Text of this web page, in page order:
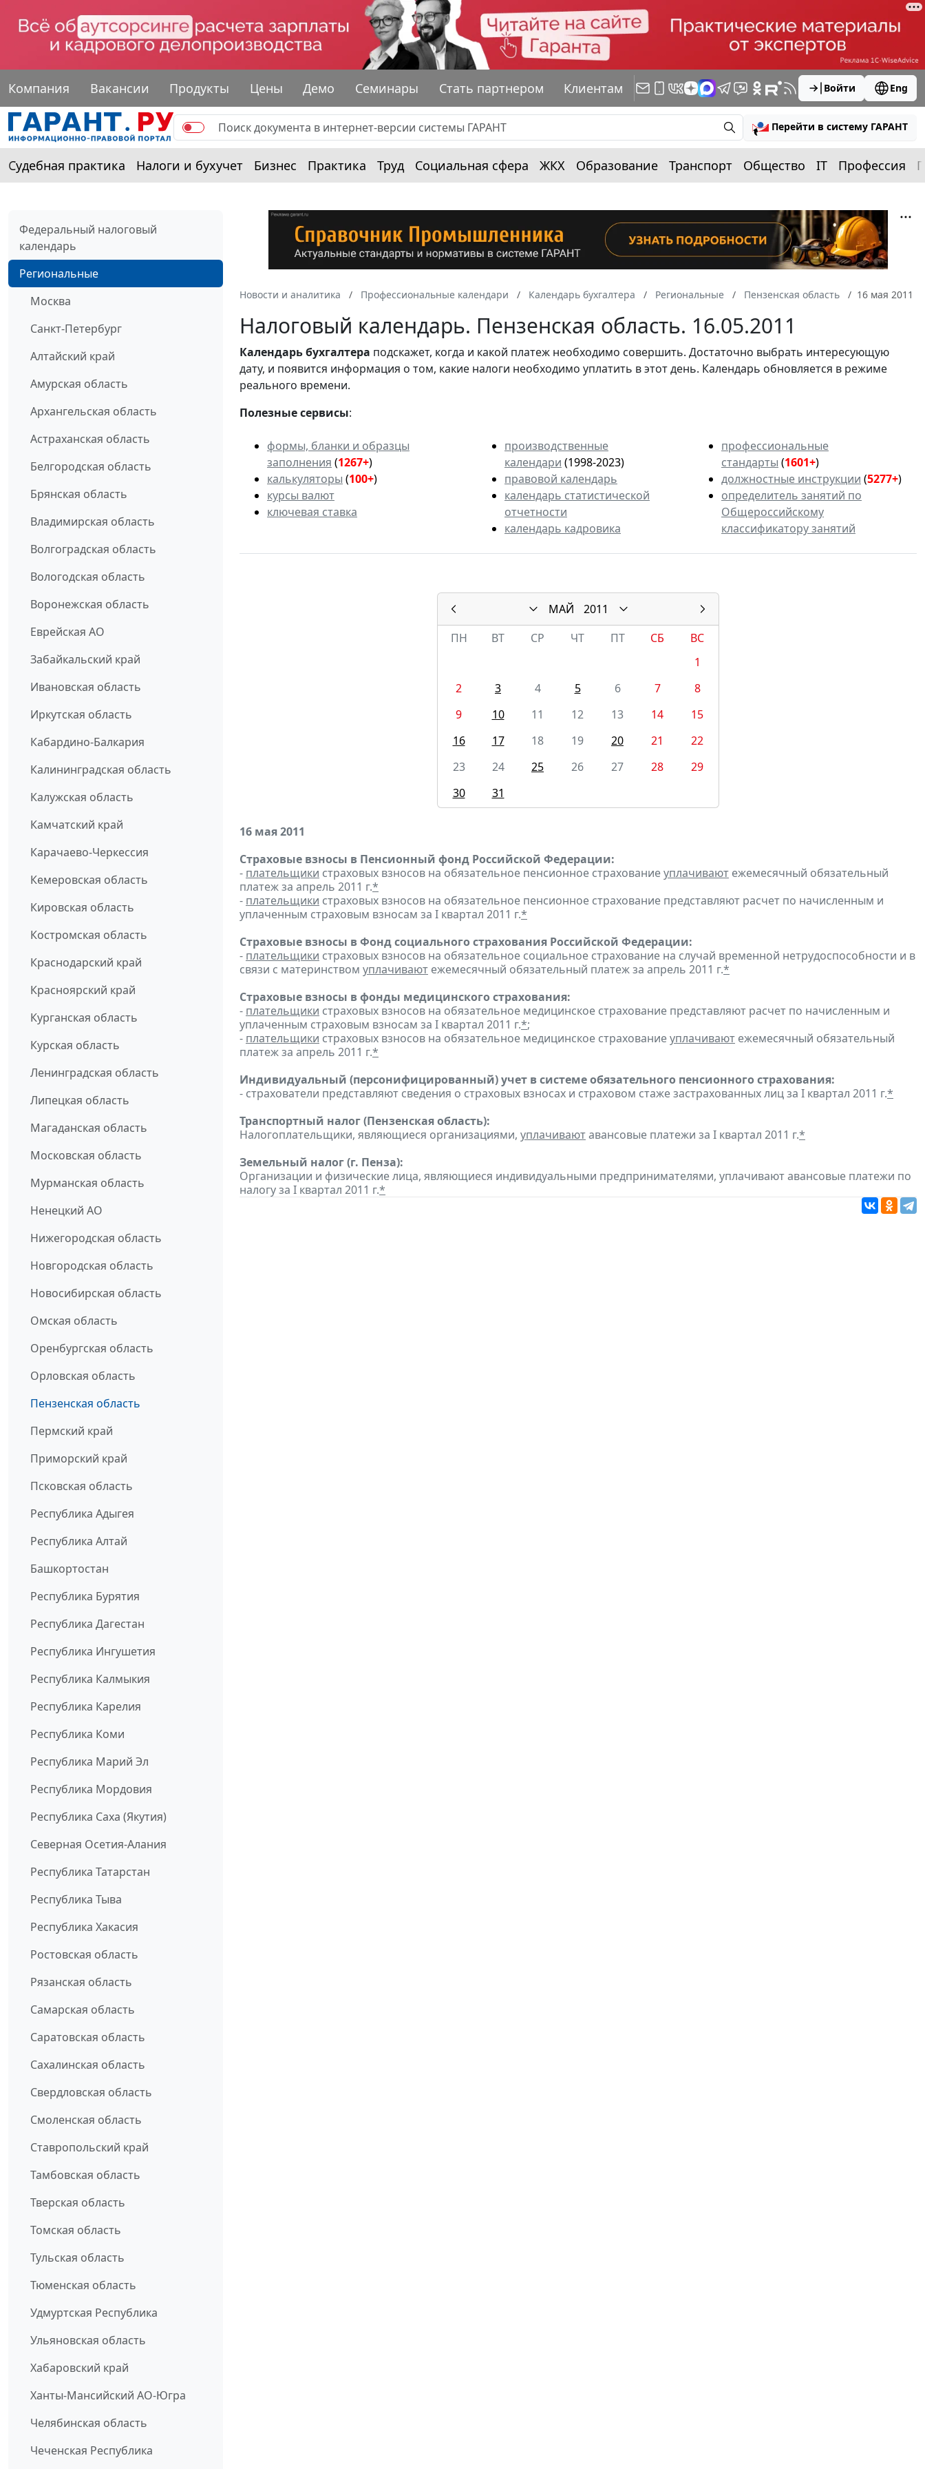
Компания Вакансии Продукты Цены Демо Семинары Стать партнером Клиентам Войти Eng
Перейти в систему ГАРАНТ
Судебная практика Налоги и бухучет Бизнес Практика Труд Социальная сфера ЖКХ Образование Транспорт Общество IT Профессия
Федеральный налоговый
календарь
Региональные
Москва
Санкт-Петербург
Алтайский край
Амурская область
Архангельская область
Астраханская область
Белгородская область
Брянская область
Владимирская область
Волгоградская область
Вологодская область
Воронежская область
Еврейская АО
Забайкальский край
Ивановская область
Иркутская область
Кабардино-Балкария
Калининградская область
Калужская область
Камчатский край
Карачаево-Черкессия
Кемеровская область
Кировская область
Костромская область
Краснодарский край
Красноярский край
Курганская область
Курская область
Ленинградская область
Липецкая область
Магаданская область
Московская область
Мурманская область
Ненецкий АО
Нижегородская область
Новгородская область
Новосибирская область
Омская область
Оренбургская область
Орловская область
Пензенская область
Пермский край
Приморский край
Псковская область
Республика Адыгея
Республика Алтай
Башкортостан
Республика Бурятия
Республика Дагестан
Республика Ингушетия
Республика Калмыкия
Республика Карелия
Республика Коми
Республика Марий Эл
Республика Мордовия
Республика Саха (Якутия)
Северная Осетия-Алания
Республика Татарстан
Республика Тыва
Республика Хакасия
Ростовская область
Рязанская область
Самарская область
Саратовская область
Сахалинская область
Свердловская область
Смоленская область
Ставропольский край
Тамбовская область
Тверская область
Томская область
Тульская область
Тюменская область
Удмуртская Республика
Ульяновская область
Хабаровский край
Ханты-Мансийский АО-Югра
Челябинская область
Чеченская Республика
Новости и аналитика Профессиональные календари Календарь бухгалтера Региональные Пензенская область 16 мая 2011
Налоговый календарь. Пензенская область. 16.05.2011
Календарьбухгалтера подскажет, когда и какой платеж необходимо совершить. Достаточно выбрать интересующую
дату, и появится информация о том, какие налоги необходимо уплатить в этот день. Календарь обновляется в режиме
реального времени.
Полезные сервисы:
формы, бланки и образцы
заполнения (1267+)
калькуляторы (100+)
курсы валют
ключевая ставка
производственные
календари (1998-2023)
правовой календарь
календарь статистической
отчетности
календарь кадровика
профессиональные
стандарты (1601+)
должностные инструкции (5277+)
определитель занятий по
Общероссийскому
классификатору занятий
МАЙ
2011
ПН
ВТ СР ЧТ ПТ СБ
ВС
1
2
3 4 5 6 7
8
9
10 11 12 13 14
15
16
17 18 19 20 21
22
23
24 25 26 27 28
29
30
31
16 мая 2011
Страховые взносы в Пенсионный фонд Российской Федерации:
- плательщики страховых взносов на обязательное пенсионное страхованиеуплачивают ежемесячный обязательный
платеж за апрель 2011 г.*
- плательщики страховых взносов на обязательное пенсионное страхование представляют расчет по начисленным и
уплаченным страховым взносам за I квартал 2011 г.*
Страховые взносы в Фонд социального страхования Российской Федерации:
- плательщики страховых взносов на обязательное социальное страхование на случай временной нетрудоспособности и в
связи с материнством уплачивают ежемесячный обязательный платеж за апрель 2011 г.*
Страховые взносы в фонды медицинского страхования:
- плательщики страховых взносов на обязательное медицинское страхование представляют расчет по начисленным и
уплаченным страховым взносам за I квартал 2011 г.*;
- плательщики страховых взносов на обязательное медицинское страхованиеуплачивают ежемесячный обязательный
платеж за апрель 2011 г.*
Индивидуальный (персонифицированный) учет в системе обязательного пенсионного страхования:
- страхователи представляют сведения о страховых взносах и страховом стаже застрахованных лиц за I квартал 2011 г.*
Транспортный налог (Пензенская область):
Налогоплательщики, являющиеся организациями, уплачиваютавансовые платежи за I квартал 2011 г.*
Земельный налог (г. Пенза):
Организации и физические лица, являющиеся индивидуальными предпринимателями, уплачивают авансовые платежи по
налогу за I квартал 2011 г.*